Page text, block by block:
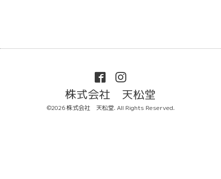
株式会社 天松堂
©2026株式会社 天松堂. All Rights Reserved.